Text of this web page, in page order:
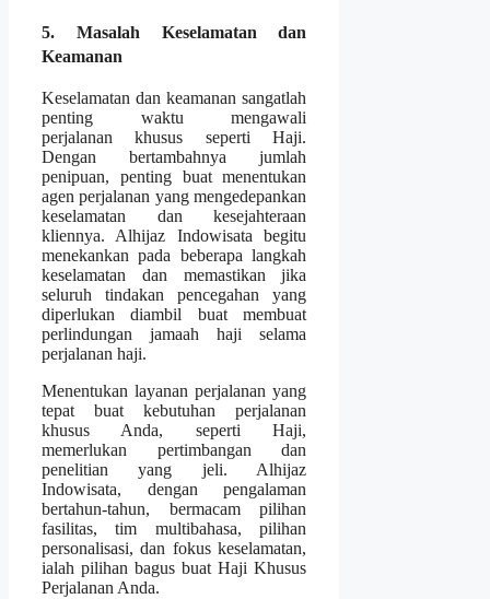
5. Masalah Keselamatan dan
Keamanan
Keselamatan dan keamanan sangatlah
penting waktu mengawali
perjalanan khusus seperti Haji.
Dengan bertambahnya jumlah
penipuan, penting buat menentukan
agen perjalanan yang mengedepankan
keselamatan dan kesejahteraan
kliennya. Alhijaz Indowisata begitu
menekankan pada beberapa langkah
keselamatan dan memastikan jika
seluruh tindakan pencegahan yang
diperlukan diambil buat membuat
perlindungan jamaah haji selama
perjalanan haji.
Menentukan layanan perjalanan yang
tepat buat kebutuhan perjalanan
khusus Anda, seperti Haji,
memerlukan pertimbangan dan
penelitian yang jeli. Alhijaz
Indowisata, dengan pengalaman
bertahun-tahun, bermacam pilihan
fasilitas, tim multibahasa, pilihan
personalisasi, dan fokus keselamatan,
ialah pilihan bagus buat Haji Khusus
Perjalanan Anda.